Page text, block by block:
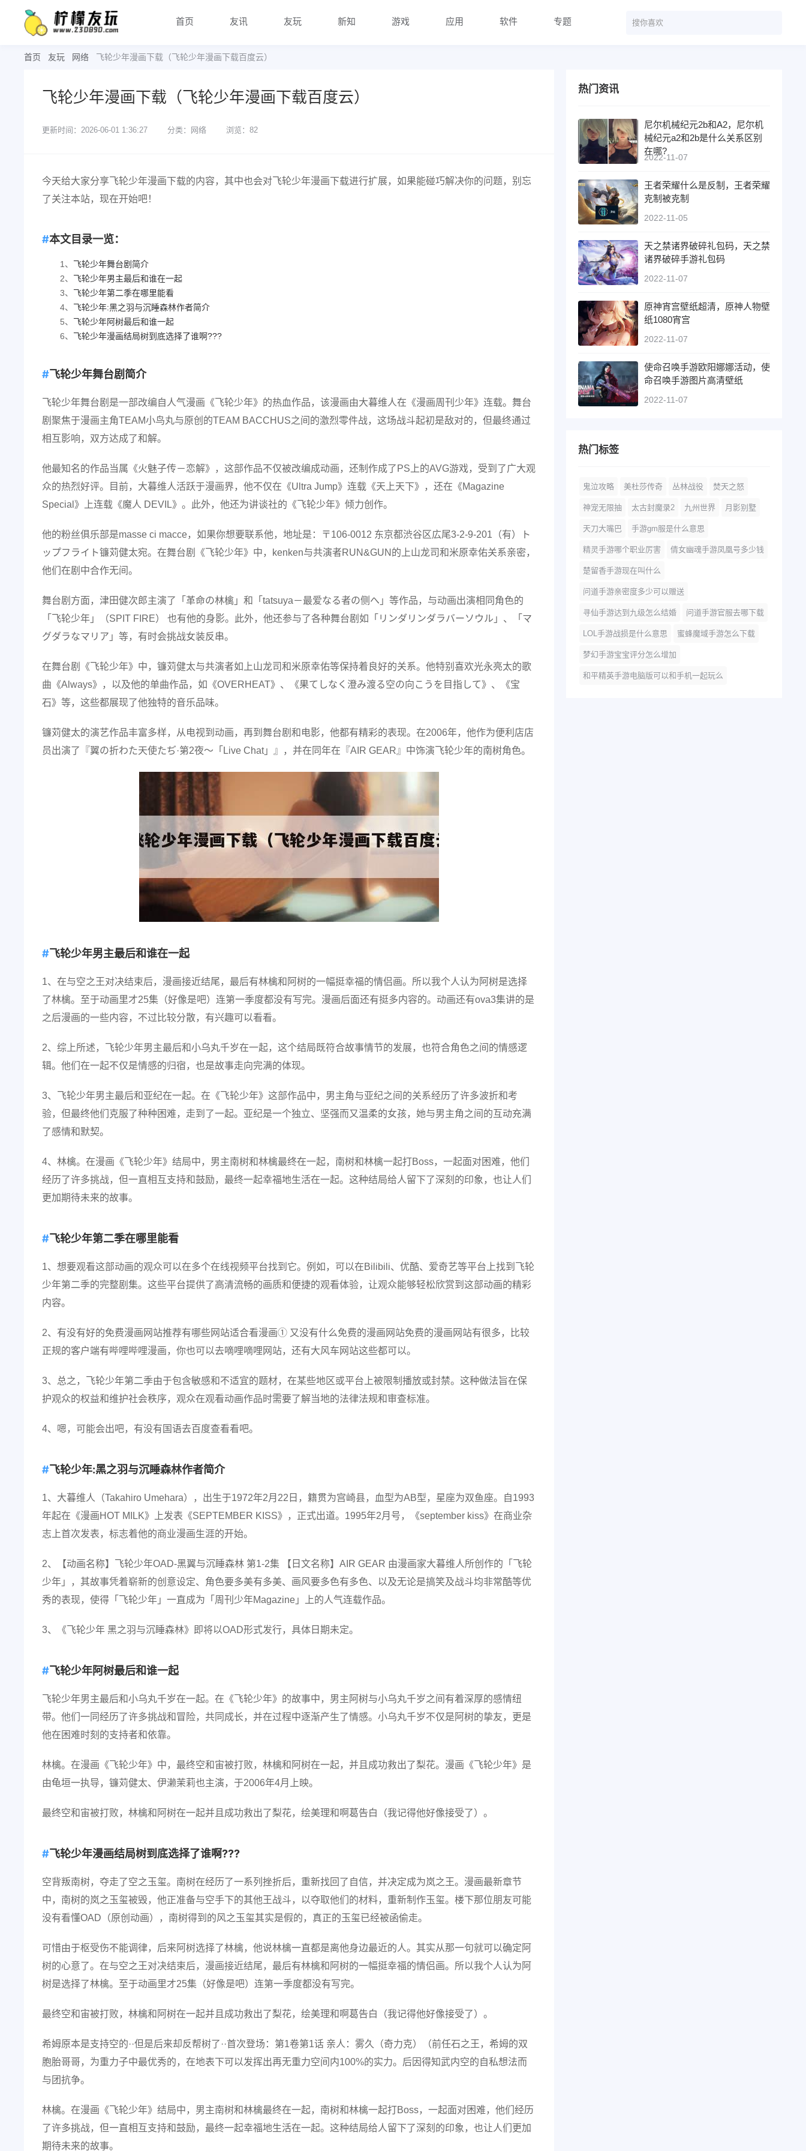
首页 友讯 友玩 新知 游戏 应用 软件 专题
首页 友玩 网络 飞轮少年漫画下载（飞轮少年漫画下载百度云）
飞轮少年漫画下载（飞轮少年漫画下载百度云）
更新时间：2026-06-01 1:36:27 分类：网络 浏览：82
今天给大家分享飞轮少年漫画下载的内容，其中也会对飞轮少年漫画下载进行扩展，如果能碰巧解决你的问题，别忘
了关注本站，现在开始吧！
本文目录一览：
1、 飞轮少年舞台剧简介
2、 飞轮少年男主最后和谁在一起
3、 飞轮少年第二季在哪里能看
4、 飞轮少年:黑之羽与沉睡森林作者简介
5、 飞轮少年阿树最后和谁一起
6、 飞轮少年漫画结局树到底选择了谁啊???
飞轮少年舞台剧简介
飞轮少年舞台剧是一部改编自人气漫画《飞轮少年》的热血作品，该漫画由大暮维人在《漫画周刊少年》连载。舞台
剧聚焦于漫画主角TEAM小鸟丸与原创的TEAM BACCHUS之间的激烈零件战，这场战斗起初是敌对的，但最终通过
相互影响，双方达成了和解。
他最知名的作品当属《火魅子传－恋解》，这部作品不仅被改编成动画，还制作成了PS上的AVG游戏，受到了广大观
众的热烈好评。目前，大暮维人活跃于漫画界，他不仅在《Ultra Jump》连载《天上天下》，还在《Magazine
Special》上连载《魔人 DEVIL》。此外，他还为讲谈社的《飞轮少年》倾力创作。
他的粉丝俱乐部是masse ci macce，如果你想要联系他，地址是：〒106-0012 东京都渋谷区広尾3-2-9-201（有）ト
ップフライト镰苅健太宛。在舞台剧《飞轮少年》中，kenken与共演者RUN&GUN的上山龙司和米原幸佑关系亲密，
他们在剧中合作无间。
舞台剧方面，津田健次郎主演了「革命の林檎」和「tatsuya－最爱なる者の侧へ」等作品，与动画出演相同角色的
「飞轮少年」（SPIT FIRE） 也有他的身影。此外，他还参与了各种舞台剧如「リンダリンダラバーソウル」、「マ
グダラなマリア」等，有时会挑战女装反串。
在舞台剧《飞轮少年》中，镰苅健太与共演者如上山龙司和米原幸佑等保持着良好的关系。他特别喜欢光永亮太的歌
曲《Always》，以及他的单曲作品，如《OVERHEAT》、《果てしなく澄み渡る空の向こうを目指して》、《宝
石》等，这些都展现了他独特的音乐品味。
镰苅健太的演艺作品丰富多样，从电视到动画，再到舞台剧和电影，他都有精彩的表现。在2006年，他作为便利店店
员出演了『翼の折わた天使たぢ·第2夜～「Live Chat」』，并在同年在『AIR GEAR』中饰演飞轮少年的南树角色。
飞轮少年男主最后和谁在一起
1、在与空之王对决结束后，漫画接近结尾，最后有林檎和阿树的一幅挺幸福的情侣画。所以我个人认为阿树是选择
了林檎。至于动画里才25集（好像是吧）连第一季度都没有写完。漫画后面还有挺多内容的。动画还有ova3集讲的是
之后漫画的一些内容，不过比较分散，有兴趣可以看看。
2、综上所述，飞轮少年男主最后和小乌丸千岁在一起，这个结局既符合故事情节的发展，也符合角色之间的情感逻
辑。他们在一起不仅是情感的归宿，也是故事走向完满的体现。
3、飞轮少年男主最后和亚纪在一起。在《飞轮少年》这部作品中，男主角与亚纪之间的关系经历了许多波折和考
验，但最终他们克服了种种困难，走到了一起。亚纪是一个独立、坚强而又温柔的女孩，她与男主角之间的互动充满
了感情和默契。
4、林檎。在漫画《飞轮少年》结局中，男主南树和林檎最终在一起，南树和林檎一起打Boss，一起面对困难，他们
经历了许多挑战，但一直相互支持和鼓励，最终一起幸福地生活在一起。这种结局给人留下了深刻的印象，也让人们
更加期待未来的故事。
飞轮少年第二季在哪里能看
1、想要观看这部动画的观众可以在多个在线视频平台找到它。例如，可以在Bilibili、优酷、爱奇艺等平台上找到飞轮
少年第二季的完整剧集。这些平台提供了高清流畅的画质和便捷的观看体验，让观众能够轻松欣赏到这部动画的精彩
内容。
2、有没有好的免费漫画网站推荐有哪些网站适合看漫画① 又没有什么免费的漫画网站免费的漫画网站有很多，比较
正规的客户端有哔哩哔哩漫画，你也可以去嘀哩嘀哩网站，还有大风车网站这些都可以。
3、总之，飞轮少年第二季由于包含敏感和不适宜的题材，在某些地区或平台上被限制播放或封禁。这种做法旨在保
护观众的权益和维护社会秩序，观众在观看动画作品时需要了解当地的法律法规和审查标准。
4、嗯，可能会出吧，有没有国语去百度查看看吧。
飞轮少年:黑之羽与沉睡森林作者简介
1、大暮维人（Takahiro Umehara），出生于1972年2月22日，籍贯为宫崎县，血型为AB型，星座为双鱼座。自1993
年起在《漫画HOT MILK》上发表《SEPTEMBER KISS》，正式出道。1995年2月号，《september kiss》在商业杂
志上首次发表，标志着他的商业漫画生涯的开始。
2、【动画名称】飞轮少年OAD-黑翼与沉睡森林 第1-2集 【日文名称】AIR GEAR 由漫画家大暮维人所创作的「飞轮
少年」，其故事凭着崭新的创意设定、角色要多美有多美、画风要多色有多色、以及无论是搞笑及战斗均非常酷等优
秀的表现，使得「飞轮少年」一直成为「周刊少年Magazine」上的人气连载作品。
3、《飞轮少年 黑之羽与沉睡森林》即将以OAD形式发行，具体日期未定。
飞轮少年阿树最后和谁一起
飞轮少年男主最后和小乌丸千岁在一起。在《飞轮少年》的故事中，男主阿树与小乌丸千岁之间有着深厚的感情纽
带。他们一同经历了许多挑战和冒险，共同成长，并在过程中逐渐产生了情感。小乌丸千岁不仅是阿树的挚友，更是
他在困难时刻的支持者和依靠。
林檎。在漫画《飞轮少年》中，最终空和宙被打败，林檎和阿树在一起，并且成功救出了梨花。漫画《飞轮少年》是
由龟垣一执导，镰苅健太、伊濑茉莉也主演，于2006年4月上映。
最终空和宙被打败，林檎和阿树在一起并且成功救出了梨花，绘美理和啊葛告白（我记得他好像接受了）。
飞轮少年漫画结局树到底选择了谁啊???
空背叛南树，夺走了空之玉玺。南树在经历了一系列挫折后，重新找回了自信，并决定成为岚之王。漫画最新章节
中，南树的岚之玉玺被毁，他正准备与空手下的其他王战斗，以夺取他们的材料，重新制作玉玺。楼下那位朋友可能
没有看懂OAD（原创动画），南树得到的风之玉玺其实是假的，真正的玉玺已经被函偷走。
可惜由于枢受伤不能调律，后来阿树选择了林檎，他说林檎一直都是离他身边最近的人。其实从那一句就可以确定阿
树的心意了。在与空之王对决结束后，漫画接近结尾，最后有林檎和阿树的一幅挺幸福的情侣画。所以我个人认为阿
树是选择了林檎。至于动画里才25集（好像是吧）连第一季度都没有写完。
最终空和宙被打败，林檎和阿树在一起并且成功救出了梨花，绘美理和啊葛告白（我记得他好像接受了）。
希姆原本是支持空的··但是后来却反帮树了··首次登场：第1卷第1话 亲人：雾久（奇力克）（前任石之王，希姆的双
胞胎哥哥，为重力子中最优秀的，在地表下可以发挥出再无重力空间内100%的实力。后因得知武内空的自私想法而
与团抗争。
林檎。在漫画《飞轮少年》结局中，男主南树和林檎最终在一起，南树和林檎一起打Boss，一起面对困难，他们经历
了许多挑战，但一直相互支持和鼓励，最终一起幸福地生活在一起。这种结局给人留下了深刻的印象，也让人们更加
期待未来的故事。
热门资讯
尼尔机械纪元2b和A2，尼尔机
械纪元a2和2b是什么关系区别
在哪?
2022-11-07
王者荣耀什么是反制，王者荣耀
克制被克制
2022-11-05
天之禁诸界破碎礼包码，天之禁
诸界破碎手游礼包码
2022-11-07
原神宵宫壁纸超清，原神人物壁
纸1080宵宫
2022-11-07
使命召唤手游欧阳娜娜活动，使
命召唤手游图片高清壁纸
2022-11-07
热门标签
鬼泣攻略 美杜莎传奇 丛林战役 焚天之怒
神宠无限抽 太古封魔录2 九州世界 月影别墅
天刀大嘴巴 手游gm服是什么意思
精灵手游哪个职业厉害 倩女幽魂手游凤凰号多少钱
楚留香手游现在叫什么
问道手游亲密度多少可以赠送
寻仙手游达到九级怎么结婚 问道手游官服去哪下载
LOL手游战损是什么意思 蜜蜂魔域手游怎么下载
梦幻手游宝宝评分怎么增加
和平精英手游电脑版可以和手机一起玩么